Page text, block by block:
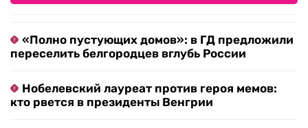
«Полно пустующих домов»: в ГД предложили
переселить белгородцев вглубь России
Нобелевский лауреат против героя мемов:
кто рвется в президенты Венгрии